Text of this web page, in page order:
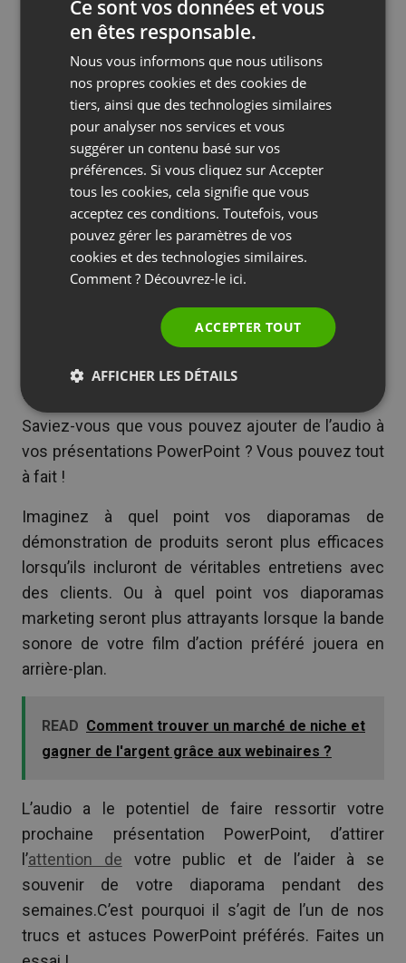
Un diaporama sur le thème du marketing, par
exemple, peut utiliser des polices plus
sophistiquées qu’un diaporama sur le thème des
ventes. Pourquoi ? Le marketing est souvent
considéré comme un domaine plus créatif que les
ventes, ce qui signifie que les polices
sophistiquées pourraient être mieux acceptées
par les spécialistes du marketing que par les
vendeurs.
Quoi qu’il en soit, assurez-vous que vos polices
sont faciles à lire ! Si elles ne le sont pas, à quoi ça
7. Améliorez votre
présentation avec l’audio
Saviez-vous que vous pouvez ajouter de l’audio à
vos présentations PowerPoint ? Vous pouvez tout
à fait !
Imaginez à quel point vos diaporamas de
démonstration de produits seront plus efficaces
lorsqu’ils incluront de véritables entretiens avec
des clients. Ou à quel point vos diaporamas
marketing seront plus attrayants lorsque la bande
sonore de votre film d’action préféré jouera en
arrière-plan.
READ Comment trouver un marché de niche et
gagner de l'argent grâce aux webinaires ?
L’audio a le potentiel de faire ressortir votre
prochaine présentation PowerPoint, d’attirer
l’attention de votre public et de l’aider à se
souvenir de votre diaporama pendant des
semaines.C’est pourquoi il s’agit de l’un de nos
trucs et astuces PowerPoint préférés. Faites un
FRENCH
SPANISH
PORTUGUESE
Ce sont vos données et vous
en êtes responsable.
Nous vous informons que nous utilisons
nos propres cookies et des cookies de
tiers, ainsi que des technologies similaires
pour analyser nos services et vous
suggérer un contenu basé sur vos
préférences. Si vous cliquez sur Accepter
tous les cookies, cela signifie que vous
acceptez ces conditions. Toutefois, vous
pouvez gérer les paramètres de vos
cookies et des technologies similaires.
Comment ? Découvrez-le ici.
ACCEPTER TOUT
AFFICHER LES DÉTAILS